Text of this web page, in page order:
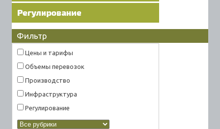
Фильтр
Цены и тарифы
Объемы перевозок
Производство
Инфраструктура
Регулирование